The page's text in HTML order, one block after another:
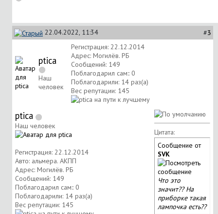
22.04.2022, 11:34 #3
ptica
Наш
человек
Регистрация: 22.12.2014
Адрес: Могилёв. РБ
Сообщений: 149
Поблагодарил сам:: 0
Поблагодарили: 14 раз(а)
Вес репутации: 145
ptica
Наш человек
Регистрация: 22.12.2014
Авто: альмера. АКПП
Адрес: Могилёв. РБ
Сообщений: 149
Поблагодарил сам:: 0
Поблагодарили: 14 раз(а)
Вес репутации: 145
Цитата:
Сообщение от
SVK
Что это
значит?? На
приборке такая
лампочка есть??